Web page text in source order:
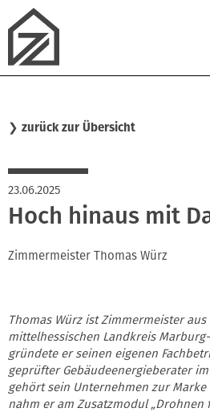
❯ zurück zur Übersicht
23.06.2025
Hoch hinaus mit
Zimmermeister Thomas Würz
Thomas Würz ist Zimmermeister
mittelhessischen Landkreis
gründete er seinen eigenen
geprüfter Gebäudeenergieberater
gehört sein Unternehmen zur
nahm er am Zusatzmodul „Drohnen